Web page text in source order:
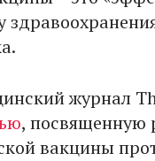
журнал
, посвященную
вакцины